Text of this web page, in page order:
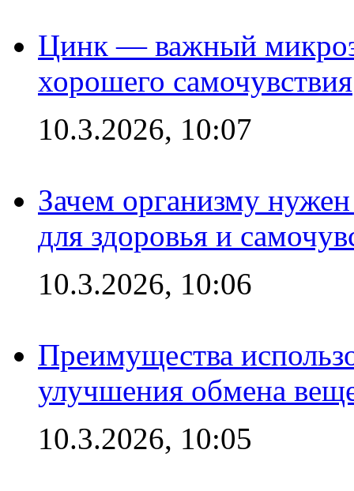
Цинк — важный
хорошего самочувствия
10.3.2026, 10:07
Зачем организму
для здоровья и
10.3.2026, 10:06
Преимущества
улучшения обмена
10.3.2026, 10:05